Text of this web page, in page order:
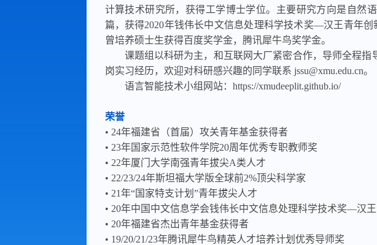
计算技术研究所，获得工学博士学位。主要研究方向是自然
篇，获得2020年钱伟长中文信息处理科学技术奖—汉王青年创
曾培养硕士生获得百度奖学金，腾讯犀牛鸟奖学金。
课题组以科研为主，和互联网大厂紧密合作，导师全程
岗实习经历，欢迎对科研感兴趣的同学联系 jssu@xmu.edu.cn。
语言智能技术小组网站：https://xmudeeplit.github.io/
荣誉
• 24年福建省（首届）攻关青年基金获得者
• 23年国家示范性软件学院20周年优秀专职教师奖
• 22年厦门大学南强青年拔尖A类人才
• 22/23/24年斯坦福大学版全球前2%顶尖科学家
• 21年“国家特支计划”青年拔尖人才
• 20年中国中文信息学会钱伟长中文信息处理科学技术奖—汉
• 20年福建省杰出青年基金获得者
• 19/20/21/23年腾讯犀牛鸟精英人才培养计划优秀导师奖